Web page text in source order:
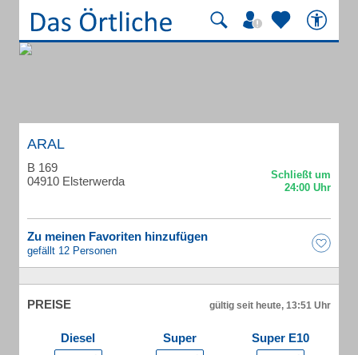
ARAL
B 169
04910 Elsterwerda
Zu meinen Favoriten hinzufügen
gefällt 12 Personen
PREISE gültig seit heute, 13:51 Uhr
Diesel Super Super E10